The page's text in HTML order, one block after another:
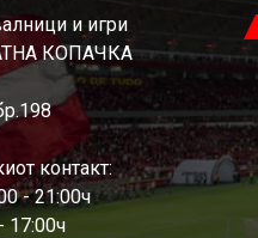
и игри
КОПАЧКА
контакт:
- 21:00ч
17:00ч